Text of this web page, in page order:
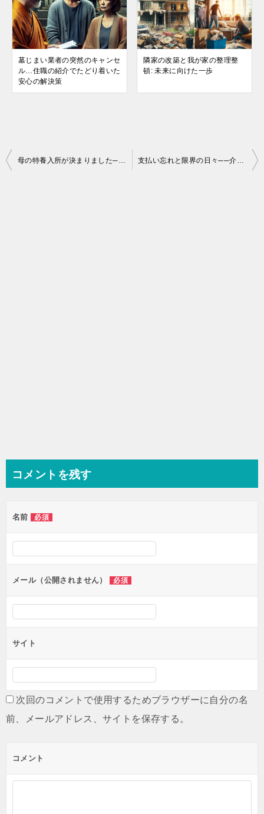
墓じまい業者の突然のキャンセ
ル…住職の紹介でたどり着いた
安心の解決策
隣家の改築と我が家の整理整
頓: 未来に向けた一歩
投
母の特養入所が決まりました──ようやく迎えた安らぎの節目 支払い忘れと限界の日々──介護・仕事・事業と向き合う中で
コメントを残す
名前 必須
メール（公開されません） 必須
サイト
次回のコメントで使用するためブラウザーに自分の名
前、メールアドレス、サイトを保存する。
コメント